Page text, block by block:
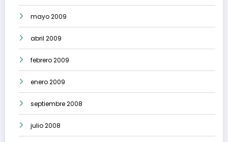
mayo 2009
abril 2009
febrero 2009
enero 2009
septiembre 2008
julio 2008